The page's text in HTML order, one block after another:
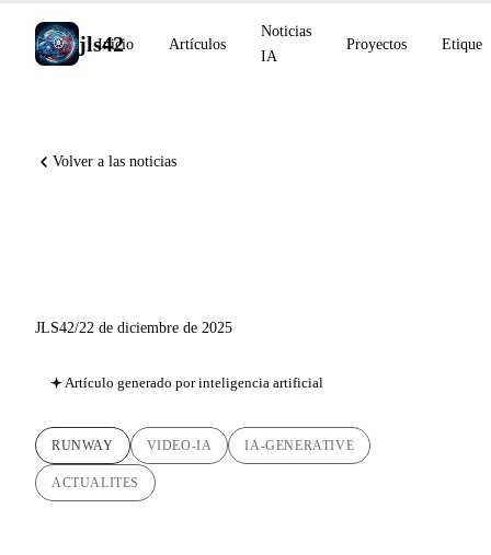
jls42
Inicio Artículos
Noticias
IA
Proyectos
Volver a las noticias
JLS42/22 de diciembre de 2025
Artículo generado por inteligencia artificial
RUNWAY VIDEO-IA IA-GENERATIVE
ACTUALITES